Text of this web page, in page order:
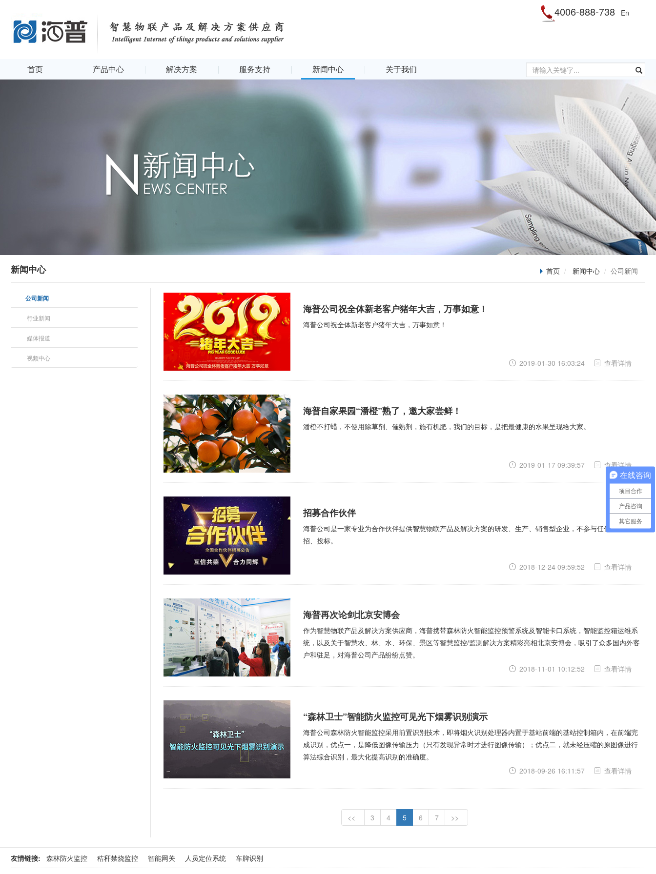
4006-888-738 En
首页 产品中心 解决方案 服务支持 新闻中心 关于我们
新闻中心 首页 新闻中心 公司新闻
公司新闻
行业新闻
媒体报道
视频中心
海普公司祝全体新老客户猪年大吉，万事如意！
海普公司祝全体新老客户猪年大吉，万事如意！
2019-01-30 16:03:24 查看详情
海普自家果园“潘橙”熟了，邀大家尝鲜！
潘橙不打蜡，不使用除草剂、催熟剂，施有机肥，我们的目标，是把最健康的水果呈现给大家。
2019-01-17 09:39:57 查看详情
招募合作伙伴
海普公司是一家专业为合作伙伴提供智慧物联产品及解决方案的研发、生产、销售型企业，不参与任何项目的
招、投标。
2018-12-24 09:59:52 查看详情
海普再次论剑北京安博会
作为智慧物联产品及解决方案供应商，海普携带森林防火智能监控预警系统及智能卡口系统，智能监控箱运维系
统，以及关于智慧农、林、水、环保、景区等智慧监控/监测解决方案精彩亮相北京安博会，吸引了众多国内外客
户和驻足，对海普公司产品纷纷点赞。
2018-11-01 10:12:52
查看详情
“森林卫士”智能防火监控可见光下烟雾识别演示
海普公司森林防火智能监控采用前置识别技术，即将烟火识别处理器内置于基站前端的基站控制箱内，在前端完
成识别，优点一，是降低图像传输压力（只有发现异常时才进行图像传输）；优点二，就未经压缩的原图像进行
算法综合识别，最大化提高识别的准确度。
2018-09-26 16:11:57
查看详情
<< 3 4 5 6 7 >>
友情链接: 森林防火监控 秸秆禁烧监控 智能网关 人员定位系统 车牌识别
在线咨询
项目合作
产品咨询
其它服务